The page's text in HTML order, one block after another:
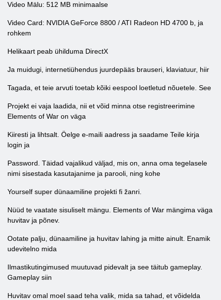
Video Mälu: 512 MB minimaalse
Video Card: NVIDIA GeForce 8800 / ATI Radeon HD 4700 b, ja
rohkem
Helikaart peab ühilduma DirectX
Ja muidugi, internetiühendus juurdepääs brauseri, klaviatuur, hiir
Tagada, et teie arvuti toetab kõiki eespool loetletud nõuetele. See
Projekt ei vaja laadida, nii et võid minna otse registreerimine
Elements of War on väga
Kiiresti ja lihtsalt. Öelge e-maili aadress ja saadame Teile kirja
login ja
Password. Täidad vajalikud väljad, mis on, anna oma tegelasele
nimi sisestada kasutajanime ja parooli, ning kohe
Yourself super dünaamiline projekti fi žanri.
Nüüd te vaatate sisuliselt mängu. Elements of War mängima väga
huvitav ja põnev.
Ootate palju, dünaamiline ja huvitav lahing ja mitte ainult. Enamik
udevitelno mida
Ilmastikutingimused muutuvad pidevalt ja see täitub gameplay.
Gameplay siin
Huvitav omal moel saad teha valik, mida sa tahad, et võidelda